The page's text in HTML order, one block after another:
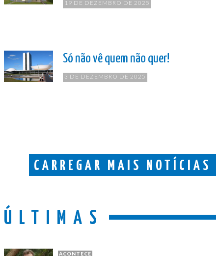
19 DE DEZEMBRO DE 2025
Só não vê quem não quer!
3 DE DEZEMBRO DE 2025
CARREGAR MAIS NOTÍCIAS
ÚLTIMAS
ACONTECE